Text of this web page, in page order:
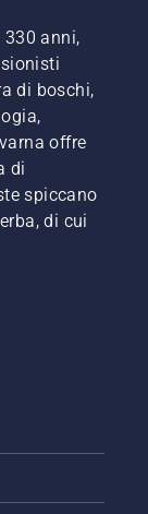
330 anni,
di boschi,
offre
di
spiccano
di cui